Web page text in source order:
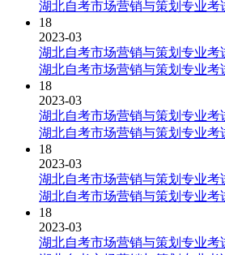
湖北自考市场营销与策划专业考
18
2023-03
湖北自考市场营销与策划专业考
湖北自考市场营销与策划专业考
18
2023-03
湖北自考市场营销与策划专业考
湖北自考市场营销与策划专业考
18
2023-03
湖北自考市场营销与策划专业考
湖北自考市场营销与策划专业考
18
2023-03
湖北自考市场营销与策划专业考